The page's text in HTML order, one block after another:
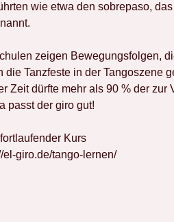
wie etwa den sobrepaso,
zeigen Bewegungsfolgen,
die Tanzfeste in der Tangoszene
Zeit dürfte mehr als 90 % der
passt der giro gut!
Kurs
el-giro.de/tango-lernen/